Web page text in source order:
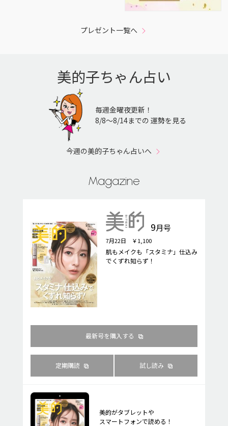
プレゼント一覧へ
美的子ちゃん占い
毎週金曜夜更新！
8/8〜8/14までの 運勢を見る
今週の美的子ちゃん占いへ
Magazine
9月号
7月22日 ￥1,100
肌もメイクも「スタミナ」仕込み
でくずれ知らず！
最新号を購入する
定期購読 試し読み
美的がタブレットや
スマートフォンで読める！